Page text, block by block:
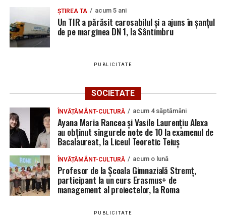
ȘTIREA TA acum 5 ani
Un TIR a părăsit carosabilul și a ajuns în șanțul
de pe marginea DN 1, la Sântimbru
PUBLICITATE
SOCIETATE
ÎNVĂȚĂMÂNT-CULTURĂ acum 4 săptămâni
Ayana Maria Rancea și Vasile Laurențiu Alexa
au obținut singurele note de 10 la examenul de
Bacalaureat, la Liceul Teoretic Teiuș
ÎNVĂȚĂMÂNT-CULTURĂ acum o lună
Profesor de la Școala Gimnazială Stremț,
participant la un curs Erasmus+ de
management al proiectelor, la Roma
PUBLICITATE